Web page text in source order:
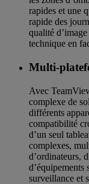
rapides et une
rapide des
qualité d’image
technique en
Multi-
Avec
complexe de
différents
compatibilité
d’un seul
complexes,
d’ordinateurs,
d’équipements
surveillance et